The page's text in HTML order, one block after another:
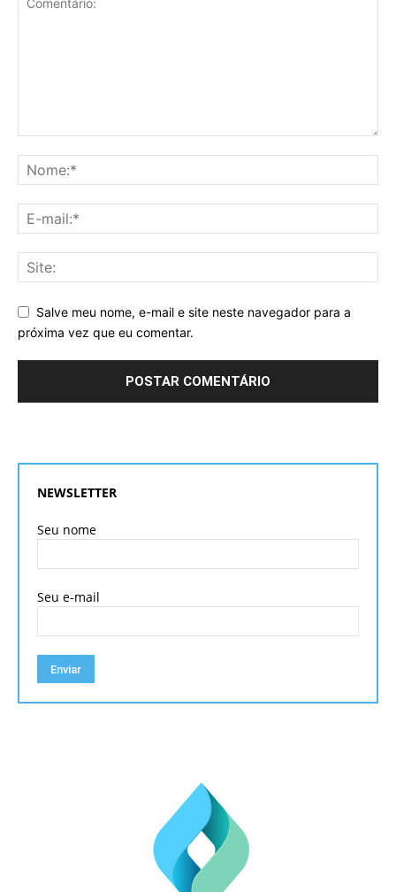
Salve meu nome, e-mail e site neste navegador para a
próxima vez que eu comentar.
NEWSLETTER
Seu nome
Seu e-mail